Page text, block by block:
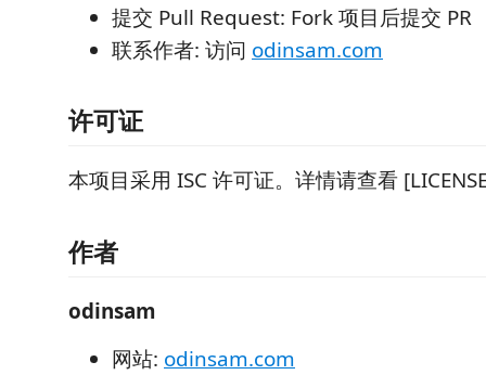
提交 Pull Request: Fork 项目后提交 PR
联系作者: 访问 odinsam.com
许可证
本项目采用 ISC 许可证。详情请查看
作者
odinsam
网站: odinsam.com